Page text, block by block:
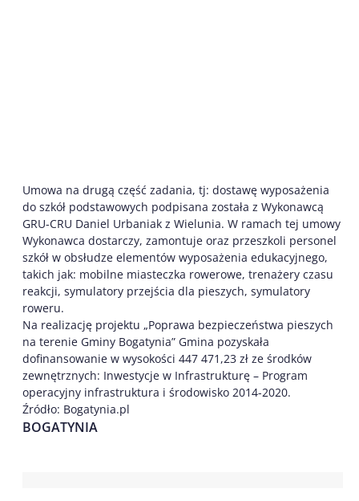
Umowa na drugą część zadania, tj: dostawę wyposażenia
do szkół podstawowych podpisana została z Wykonawcą
GRU-CRU Daniel Urbaniak z Wielunia. W ramach tej umowy
Wykonawca dostarczy, zamontuje oraz przeszkoli personel
szkół w obsłudze elementów wyposażenia edukacyjnego,
takich jak: mobilne miasteczka rowerowe, trenażery czasu
reakcji, symulatory przejścia dla pieszych, symulatory
roweru.
Na realizację projektu „Poprawa bezpieczeństwa pieszych
na terenie Gminy Bogatynia” Gmina pozyskała
dofinansowanie w wysokości 447 471,23 zł ze środków
zewnętrznych: Inwestycje w Infrastrukturę – Program
operacyjny infrastruktura i środowisko 2014-2020.
Źródło: Bogatynia.pl
BOGATYNIA